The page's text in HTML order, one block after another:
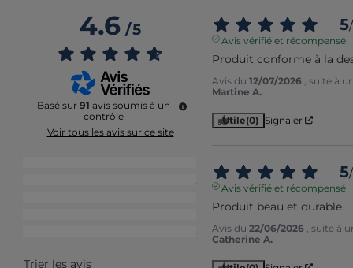
4.6/5
Basé sur 91 avis soumis à un
contrôle
Voir tous les avis sur ce site
72
12
Trier les avis
5/
Avis vérifié et récompensé
Produit conforme à la
Avis du 12/07/2026
, suite à
Martine A.
Utile(0) Signaler
5/
Avis vérifié et récompensé
Produit beau et durable
Avis du 22/06/2026
, suite à
Catherine A.